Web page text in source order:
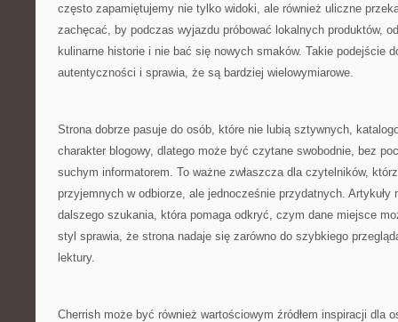
często zapamiętujemy nie tylko widoki, ale również uliczne
zachęcać, by podczas wyjazdu próbować lokalnych produktów,
kulinarne historie i nie bać się nowych smaków. Takie podejście
autentyczności i sprawia, że są bardziej wielowymiarowe.
Strona dobrze pasuje do osób, które nie lubią sztywnych,
charakter blogowy, dlatego może być czytane swobodnie, bez
suchym informatorem. To ważne zwłaszcza dla czytelników,
przyjemnych w odbiorze, ale jednocześnie przydatnych. Artykuły
dalszego szukania, która pomaga odkryć, czym dane miejsce
styl sprawia, że strona nadaje się zarówno do szybkiego
lektury.
Cherrish może być również wartościowym źródłem inspiracji dla